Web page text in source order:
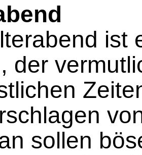
ist
der
sollen